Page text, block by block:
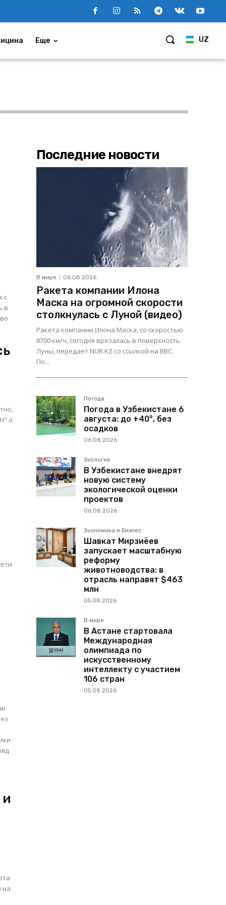
UZ
Еще
с
в
о
на
Последние новости
В мире 06.08.2026
Ракета компании Илона
Маска на огромной скорости
столкнулась с Луной (видео)
Ракета компании Илона Маска, со скоростью
8700 км/ч, сегодня врезалась в поверхность
Луны, передает NUR.KZ со ссылкой на BBC.
По...
Погода
Погода в Узбекистане 6
августа: до +40°, без
осадков
06.08.2026
Экология
В Узбекистане внедрят
новую систему
экологической оценки
проектов
06.08.2026
Экономика и Бизнес
Шавкат Мирзиёев
запускает масштабную
реформу
животноводства: в
отрасль направят $463
млн
05.08.2026
В мире
В Астане стартовала
Международная
олимпиада по
искусственному
интеллекту с участием
106 стран
05.08.2026